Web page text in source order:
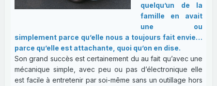
quelqu’un de la
famille en avait
une ou
simplement parce qu’elle nous a toujours fait envie…
parce qu’elle est attachante, quoi qu’on en dise.
Son grand succès est certainement du au fait qu’avec une
mécanique simple, avec peu ou pas d’électronique elle
est facile à entretenir par soi-même sans un outillage hors